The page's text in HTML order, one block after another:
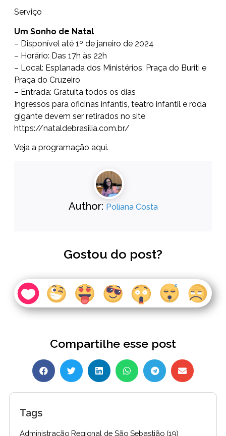
Serviço
Um Sonho de Natal
– Disponível até 1º de janeiro de 2024
– Horário: Das 17h às 22h
– Local: Esplanada dos Ministérios, Praça do Buriti e
Praça do Cruzeiro
– Entrada: Gratuita todos os dias
Ingressos para oficinas infantis, teatro infantil e roda
gigante devem ser retirados no site
https://nataldebrasilia.com.br/
Veja a programação aqui.
Author: Poliana Costa
Gostou do post?
Compartilhe esse post
Tags
Administração Regional de São Sebastião (19)